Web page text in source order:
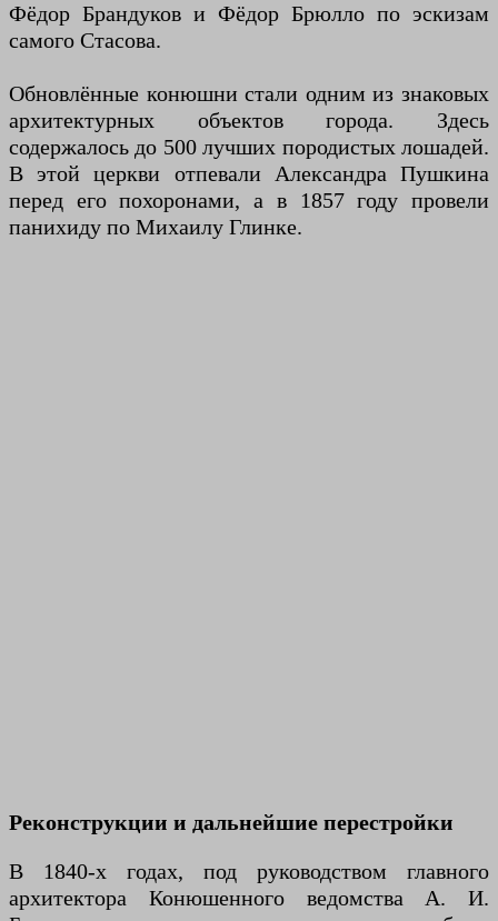
Фёдор Брандуков и Фёдор Брюлло по эскизам
самого Стасова.
Обновлённые конюшни стали одним из знаковых
архитектурных объектов города. Здесь
содержалось до 500 лучших породистых лошадей.
В этой церкви отпевали Александра Пушкина
перед его похоронами, а в 1857 году провели
панихиду по Михаилу Глинке.
Реконструкции и дальнейшие перестройки
В 1840-х годах, под руководством главного
архитектора Конюшенного ведомства А. И.